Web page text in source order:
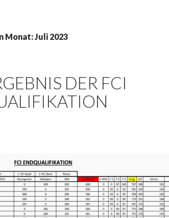
Monat: Juli 2023
DER FCI